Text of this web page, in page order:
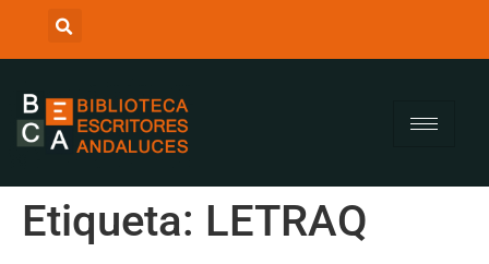
Etiqueta: LETRAQ